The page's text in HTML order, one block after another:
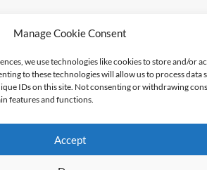
Manage Cookie Consent
we use technologies like cookies to store and/or
to these technologies will allow us to process data
IDs on this site. Not consenting or withdrawing
features and functions.
Accept